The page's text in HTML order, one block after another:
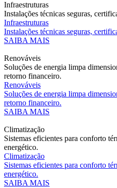
Infraestruturas
Instalações técnicas seguras,
Infraestruturas
Instalações técnicas seguras,
SAIBA MAIS
Renováveis
Soluções de energia limpa
retorno financeiro.
Renováveis
Soluções de energia limpa
retorno financeiro.
SAIBA MAIS
Climatização
Sistemas eficientes para conforto
energético.
Climatização
Sistemas eficientes para conforto
energético.
SAIBA MAIS